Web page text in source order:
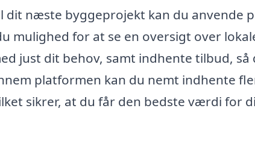
næste byggeprojekt kan du anvende
mulighed for at se en oversigt over
just dit behov, samt indhente tilbud, så
platformen kan du nemt indhente
sikrer, at du får den bedste værdi for